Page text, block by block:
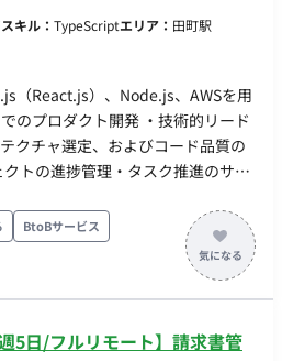
5日（月160時間以上コミット可能
リモート（週3日以上のオフィス
スキル： TypeScriptエリア： 田町駅
（React.js）、Node.js、AWSを用
のプロダクト開発 ・技術的リード
クチャ選定、およびコード品質の
トの進捗管理・タスク推進のサポ
の底上げ（※人事評価や労務管理
トはお任せしません） ・ビジネス
ナーと連携した要件定義・仕様のす
イド：
TypeScript, StoryBook,styled-
BtoBサービス
5日/フルリモート】請求書管